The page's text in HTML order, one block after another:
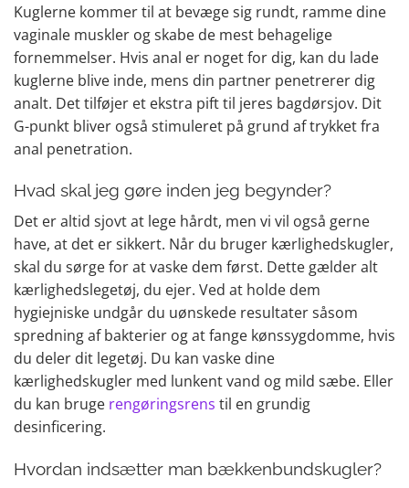
Kuglerne kommer til at bevæge sig rundt, ramme dine
vaginale muskler og skabe de mest behagelige
fornemmelser. Hvis anal er noget for dig, kan du lade
kuglerne blive inde, mens din partner penetrerer dig
analt. Det tilføjer et ekstra pift til jeres bagdørsjov. Dit
G-punkt bliver også stimuleret på grund af trykket fra
anal penetration.
Hvad skal jeg gøre inden jeg begynder?
Det er altid sjovt at lege hårdt, men vi vil også gerne
have, at det er sikkert. Når du bruger kærlighedskugler,
skal du sørge for at vaske dem først. Dette gælder alt
kærlighedslegetøj, du ejer. Ved at holde dem
hygiejniske undgår du uønskede resultater såsom
spredning af bakterier og at fange kønssygdomme, hvis
du deler dit legetøj. Du kan vaske dine
kærlighedskugler med lunkent vand og mild sæbe. Eller
du kan bruge rengøringsrens til en grundig
desinficering.
Hvordan indsætter man bækkenbundskugler?